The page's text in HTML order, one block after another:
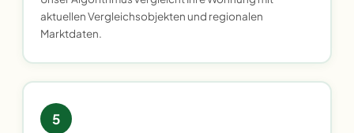
aktuellen Vergleichsobjekten und regionalen
Marktdaten.
5